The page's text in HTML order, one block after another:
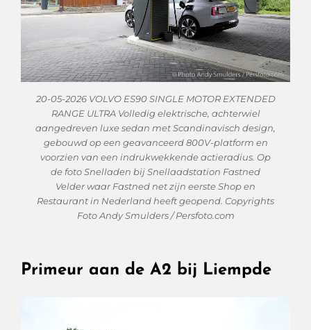
20-05-2026 VOLVO ES90 SINGLE MOTOR EXTENDED
RANGE ULTRA Volledig elektrische, achterwiel
aangedreven luxe sedan met Scandinavisch design,
gebouwd op een geavanceerd 800V-platform en
voorzien van een indrukwekkende actieradius. Op
de foto Snelladen bij Snellaadstation Fastned
Velder waar Fastned net zijn eerste Shop en
Restaurant in Nederland heeft geopend. Copyrights
Foto Andy Smulders / Persfoto.com
Primeur aan de A2 bij Liempde